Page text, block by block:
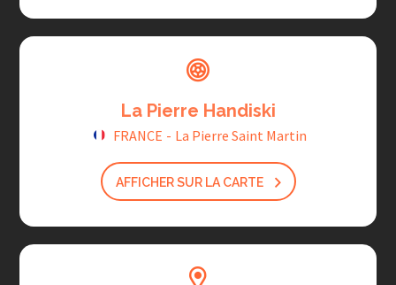
La Pierre Handiski
FRANCE - La Pierre Saint Martin
AFFICHER SUR LA CARTE